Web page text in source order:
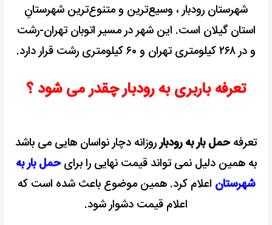
شهرستان رودبار ، وسیع‌ترین و متنوع‌ترین شهرستانِ
استان گیلان است. این شهر در مسیر اتوبان تهران-رشت
و در ۲۶۸ کیلومتری تهران و ۶۰ کیلومتری رشت قرار دارد.
تعرفه باربری به رودبار چقدر می شود ؟
تعرفهحمل بار به رودبارروزانه دچار نواسان هایی می باشد
به همین دلیل نمی تواند قیمت نهایی را برایحمل بار به
شهرستان اعلام کرد. همین موضوع باعث شده است که
اعلام قیمت دشوار شود.